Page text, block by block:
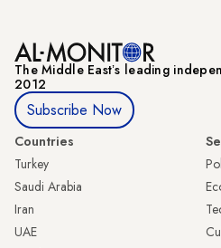
The Middle Eastʼs leading
2012
Subscribe Now
Countries
Turkey
Saudi Arabia
Iran
UAE